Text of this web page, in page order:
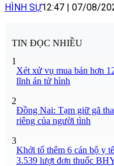
HÌNH SỰ12:47 07/08/
TIN ĐỌC NHIỀU
1
Xét xử vụ mua bán hơn
lĩnh án tử hình
2
Đồng Nai: Tạm giữ gã
riêng của người tình
3
Khởi tố thêm 6 cán bộ y
3.539 lượt đơn thuốc